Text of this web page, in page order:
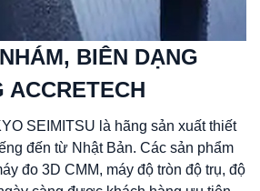
BIÊN DẠNG
ACCRETECH
SEIMITSU là hãng sản xuất thiết
đến từ Nhật Bản. Các sản phẩm
đo 3D CMM, máy độ tròn độ trụ, độ